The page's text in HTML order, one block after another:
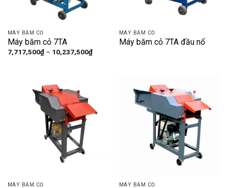
MÁY BĂM CỎ
Máy băm cỏ 7TA
7,717,500₫ – 10,237,500₫Khoảng
giá:
MÁY BĂM CỎ
Máy băm cỏ 7TA đầu nổ
MÁY BĂM CỎ MÁY BĂM CỎ